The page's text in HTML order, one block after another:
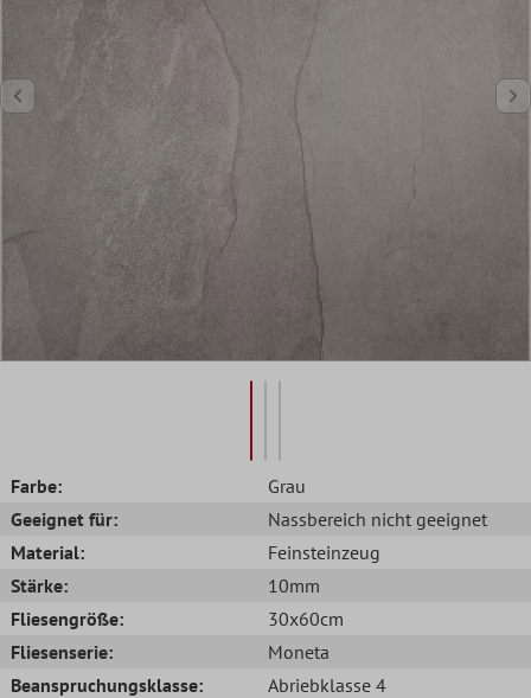
Farbe:
Grau
Geeignet für:
Nassbereich nicht geeignet
Material:
Feinsteinzeug
Stärke:
10mm
Fliesengröße:
30x60cm
Fliesenserie:
Moneta
Beanspruchungsklasse:
Abriebklasse 4